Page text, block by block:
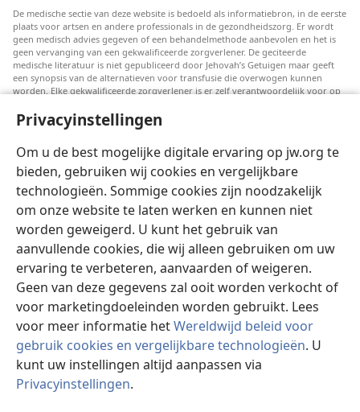
Privacyinstellingen
Om u de best mogelijke digitale ervaring op jw.org te
bieden, gebruiken wij cookies en vergelijkbare
technologieën. Sommige cookies zijn noodzakelijk
om onze website te laten werken en kunnen niet
worden geweigerd. U kunt het gebruik van
aanvullende cookies, die wij alleen gebruiken om uw
ervaring te verbeteren, aanvaarden of weigeren.
Geen van deze gegevens zal ooit worden verkocht of
voor marketingdoeleinden worden gebruikt. Lees
voor meer informatie hetWereldwijd beleid voor
gebruik cookies en vergelijkbare technologieën. U
kunt uw instellingen altijd aanpassen via
Privacyinstellingen.
De medische sectie van deze website is bedoeld als informatiebron, in de eerste
plaats voor artsen en andere professionals in de gezondheidszorg. Er wordt
geen medisch advies gegeven of een behandelmethode aanbevolen en het is
geen vervanging van een gekwalificeerde zorgverlener. De geciteerde
medische literatuur is niet gepubliceerd door Jehovah’s Getuigen maar geeft
een synopsis van de alternatieven voor transfusie die overwogen kunnen
worden. Elke gekwalificeerde zorgverlener is er zelf verantwoordelijk voor op
bespreken en patiënten te helpen om keuzes te maken die passen bij hun
medische conditie en overeenstemmen met hun wensen, normen en waarden
acceptabel voor alle patiënten.
Patiënten: Raadpleeg in verband met aandoeningen of behandelingen altijd
uw huisarts of een andere gekwalificeerde medische professional. Ga naar een
dokter als u vermoedt dat u ziek bent.
Door deze website te gebruiken stemt u in met de gebruiksvoorwaarden.
Weergave-instellingen
Copyright© 2026 Watch Tower Bible and Tract Society of Pennsylvania.
GEBRUIKSVOORWAARDEN